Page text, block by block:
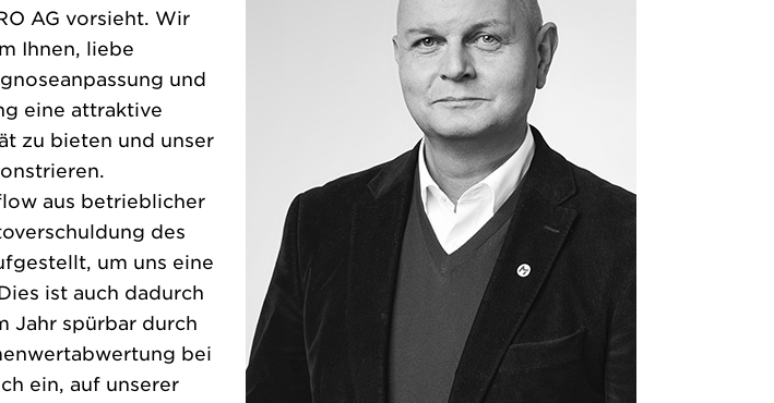
AG vorsieht. Wir
Ihnen, liebe
und
eine attraktive
zu bieten und unser
aus betrieblicher
des
um uns eine
ist auch dadurch
Jahr spürbar durch
bei
ein, auf unserer